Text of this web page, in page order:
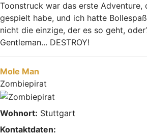
Toonstruck war das erste Adventure,
gespielt habe, und ich hatte
nicht die einzige, der es so geht,
Gentleman... DESTROY!
Nach oben
Mole Man
Zombiepirat
Wohnort: Stuttgart
Kontaktdaten: